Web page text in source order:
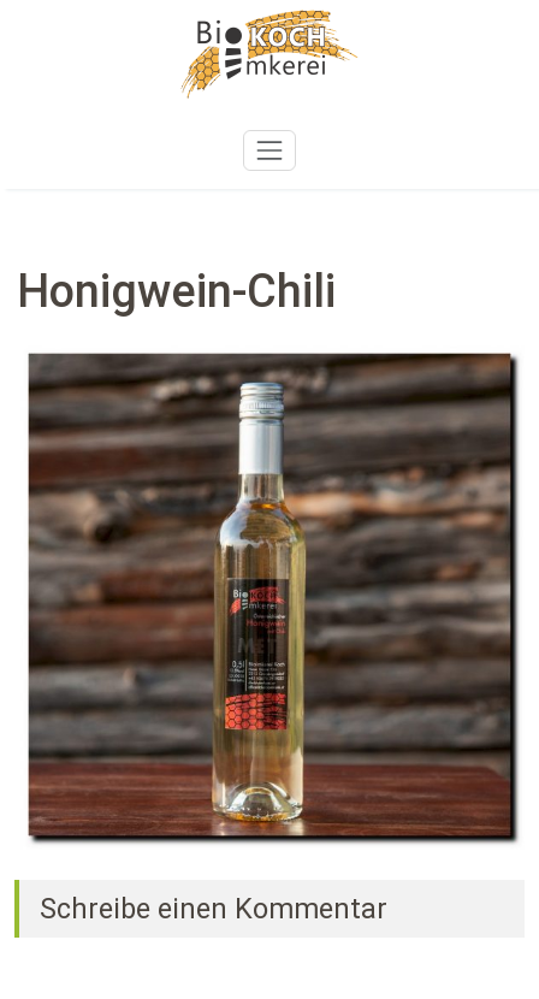
Honigwein-Chili
Schreibe einen Kommentar